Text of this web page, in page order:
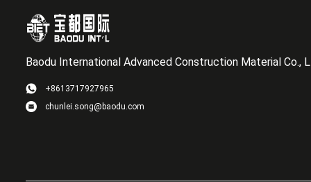
Baodu International Advanced Construction Material Co.,
+8613717927965
chunlei.song@baodu.com